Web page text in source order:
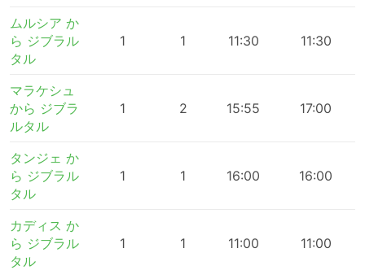
ムルシア か
ら ジブラル
タル
1 1 11:30 11:30
マラケシュ
から ジブラ
ルタル
1 2 15:55 17:00
タンジェ か
ら ジブラル
タル
1 1 16:00 16:00
カディス か
ら ジブラル
タル
1 1 11:00 11:00